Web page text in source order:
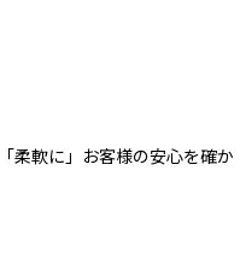
柔軟に」お客様の安心を確か